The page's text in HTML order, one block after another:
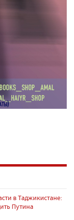
в Таджикистане:
Путина